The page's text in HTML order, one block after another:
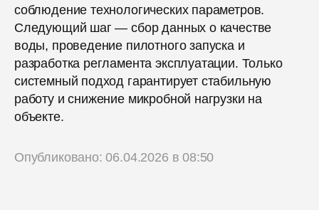
соблюдение технологических параметров.
Следующий шаг — сбор данных о качестве
воды, проведение пилотного запуска и
разработка регламента эксплуатации. Только
системный подход гарантирует стабильную
работу и снижение микробной нагрузки на
объекте.
Опубликовано: 06.04.2026 в 08:50